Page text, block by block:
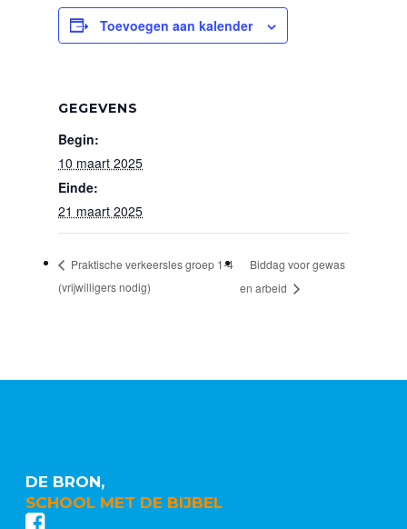
Toevoegen aan kalender
GEGEVENS
Begin:
10 maart 2025
Einde:
21 maart 2025
Praktische verkeersles groep 1-4
(vrijwilligers nodig)
Biddag voor gewas
en arbeid
DE BRON,
SCHOOL MET DE BIJBEL